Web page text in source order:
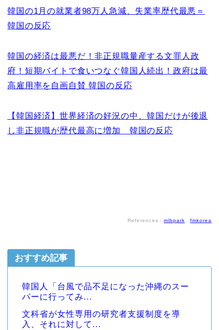
韓国の1月の就業者98万人急減、失業率歴代最悪＝
韓国の反応
韓国の経済は最悪だ！非正規職量産する文罪人政
府！短期バイトで食いつなぐ韓国人続出！政府は最
高雇用率を自画自賛 韓国の反応
【韓国経済】世界経済の好況の中、韓国だけが後退
し非正規職が歴代最高に増加 韓国の反応
References： mlbpark、 fmkorea
おすすめ記事
韓国人「台風で品不足になった沖縄のスー
パーに行ってみ...
文科省が女性専用の研究者支援制度を導
入、それに対して...